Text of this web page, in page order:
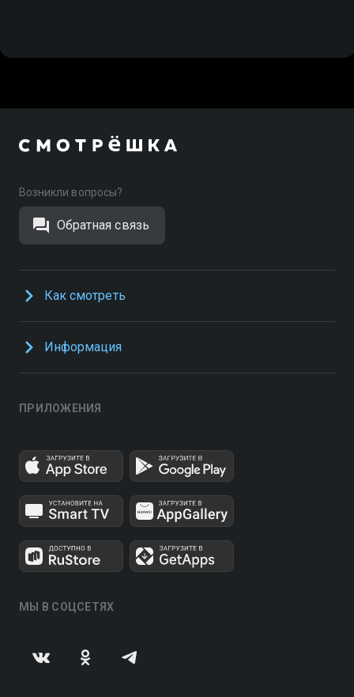
Возникли вопросы?
Обратная связь
Как смотреть
Информация
ПРИЛОЖЕНИЯ
МЫ В СОЦСЕТЯХ